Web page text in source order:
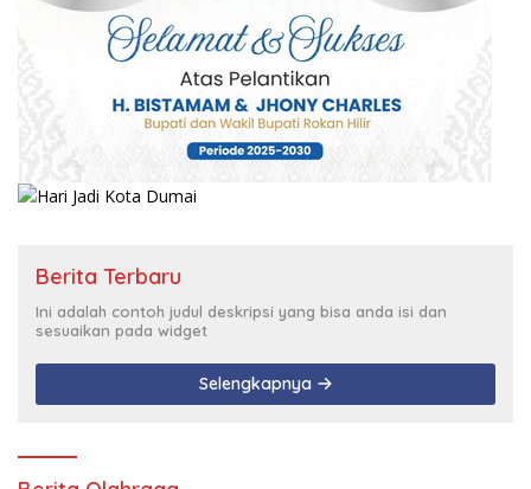
Berita Terbaru
Ini adalah contoh judul deskripsi yang bisa anda isi dan
sesuaikan pada widget
Selengkapnya